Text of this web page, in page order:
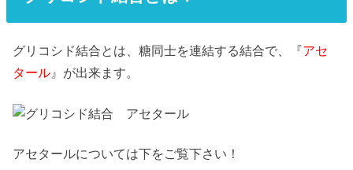
グリコシド結合とは、糖同士を連結する結合で、『アセ
タール 』が出来ます。
アセタールについては下をご覧下さい！